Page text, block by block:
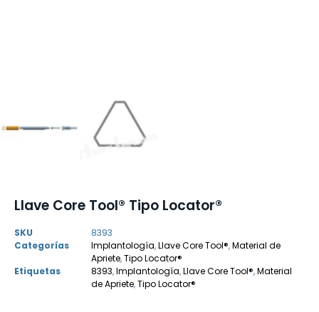
Llave Core Tool® Tipo Locator®
SKU
8393
Categorías
Implantología,Llave Core Tool®,Material de
Apriete,Tipo Locator®
Etiquetas
8393,Implantología,Llave Core Tool®,Material
de Apriete,Tipo Locator®